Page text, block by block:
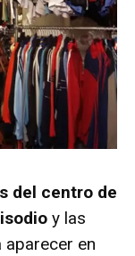
del centro de
y las
en